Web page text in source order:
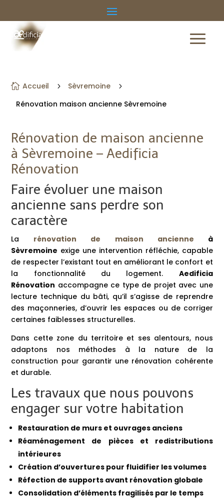
 Accueil 5 Sèvremoine 5
Rénovation maison ancienne Sèvremoine
Rénovation de maison ancienne
à Sèvremoine – Aedificia
Rénovation
Faire évoluer une maison
ancienne sans perdre son
caractère
La rénovation de maison ancienne à
Sèvremoine exige une intervention réfléchie, capable
de respecter l’existant tout en améliorant le confort et
la fonctionnalité du logement.
Aedificia
Rénovation accompagne ce type de projet avec une
lecture technique du bâti, qu’il s’agisse de reprendre
des maçonneries, d’ouvrir les espaces ou de corriger
certaines faiblesses structurelles.
Dans cette zone du territoire et ses alentours, nous
adaptons nos méthodes à la nature de la
construction pour garantir une rénovation cohérente
et durable.
Les travaux que nous pouvons
engager sur votre habitation
Restauration de murs et ouvrages anciens
Réaménagement de pièces et redistributions
intérieures
Création d’ouvertures pour fluidifier les volumes
Réfection de supports avant rénovation globale
Consolidation d’éléments fragilisés par le temps